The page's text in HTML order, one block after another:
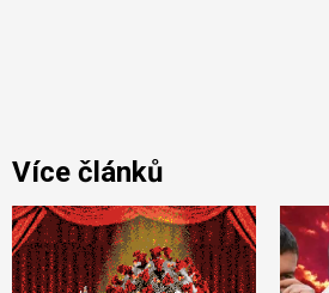
Více článků